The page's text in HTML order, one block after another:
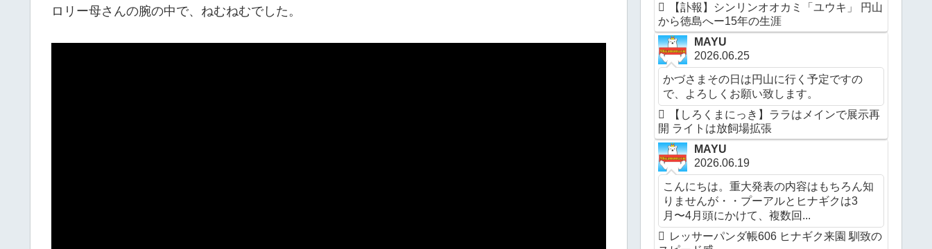
ロリー母さんの腕の中で、ねむねむでした。
【訃報】シンリンオオカミ「ユウキ」 円山
から徳島へー15年の生涯
MAYU
2026.06.25
かづさまその日は円山に行く予定ですの
で、よろしくお願い致します。
【しろくまにっき】ララはメインで展示再
開 ライトは放飼場拡張
MAYU
2026.06.19
こんにちは。重大発表の内容はもちろん知
りませんが・・プーアルとヒナギクは3
月〜4月頭にかけて、複数回...
レッサーパンダ帳606 ヒナギク来園 馴致の